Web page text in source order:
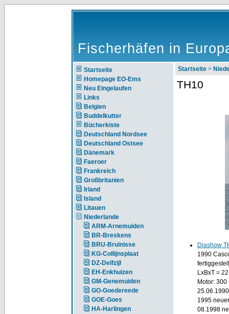
Fischerhäfen in
Startseite
Homepage EO-Ems
Neu Eingelaufen
Links
Belgien
Buddelkutter
Bücherkiste
Deutschland Nordsee
Deutschland Ostsee
Dänemark
Faeroer
Frankreich
Großbritanien
Irland
Island
Litauen
Niederlande
ARM-Arnemuiden
BR-Breskens
BRU-Bruinisse
KG-Collijnsplaat
DZ-Delfzijl
EH-Enkhuizen
GM-Genemuiden
GO-Goedereede
GOE-Goes
HA-Harlingen
Startseite >
TH10
Diashow
1990
LxBxT =
Motor:
1995
08.1998